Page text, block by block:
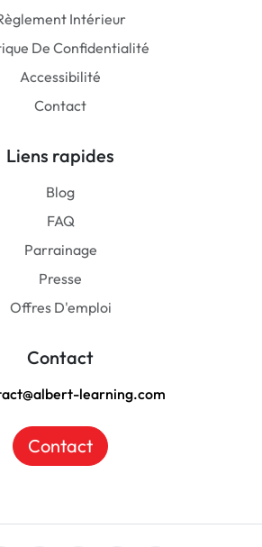
Intérieur
De Confidentialité
Accessibilité
Contact
Liens rapides
Blog
FAQ
Parrainage
Presse
Offres D'emploi
Contact
learning.com
Contact